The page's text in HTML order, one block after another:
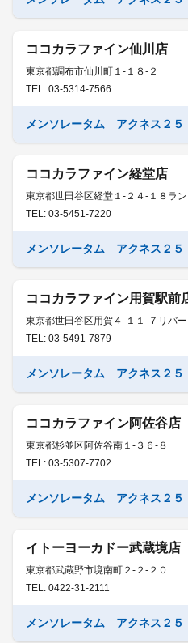
ココカラファイン仙川店
東京都調布市仙川町１-１８-２
TEL: 03-5314-7566
メンソレータム アクネス２
ココカラファイン経堂店
東京都世田谷区経堂１-２４-１８ラ
TEL: 03-5451-7220
メンソレータム アクネス２
ココカラファイン用賀駅前
東京都世田谷区用賀４-１１-７リバ
TEL: 03-5491-7879
メンソレータム アクネス２
ココカラファイン阿佐谷店
東京都杉並区阿佐谷南１-３６-８
TEL: 03-5307-7702
メンソレータム アクネス２
イトーヨーカドー武蔵境店
東京都武蔵野市境南町２-２-２０
TEL: 0422-31-2111
メンソレータム アクネス２